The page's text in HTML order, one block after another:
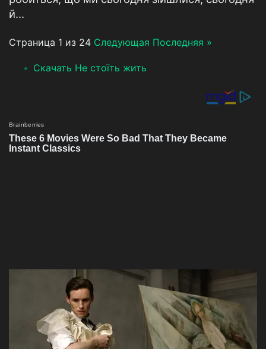
й...
Страница 1 из 24 Следующая Последняя »
Скачать Не стоїть жить